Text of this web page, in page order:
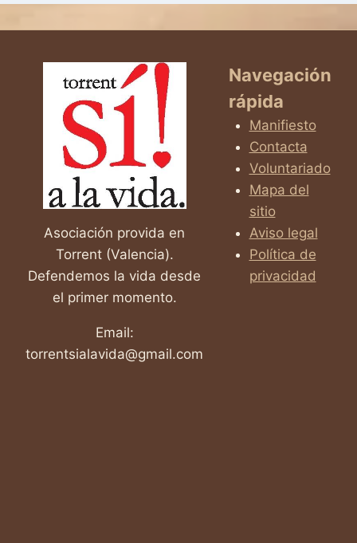
Asociación provida en
Torrent (Valencia).
Defendemos la vida desde
el primer momento.
Email:
torrentsialavida@gmail.com
Navegación
rápida
Manifiesto
Contacta
Voluntariado
Mapa del
sitio
Aviso legal
Política de
privacidad